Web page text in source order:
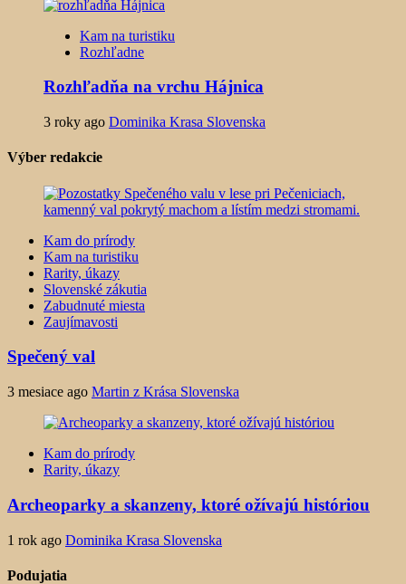
Kam na turistiku
Rozhľadne
Rozhľadňa na vrchu Hájnica
3 roky ago Dominika Krasa Slovenska
Výber redakcie
Kam do prírody
Kam na turistiku
Rarity, úkazy
Slovenské zákutia
Zabudnuté miesta
Zaujímavosti
Spečený val
3 mesiace ago Martin z Krása Slovenska
Kam do prírody
Rarity, úkazy
Archeoparky a skanzeny, ktoré ožívajú históriou
1 rok ago Dominika Krasa Slovenska
Podujatia